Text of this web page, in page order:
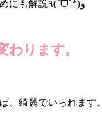
と、驚かれた方のためにも解説٩(ˊᗜˋ*)و
わります。
、綺麗でいられます。